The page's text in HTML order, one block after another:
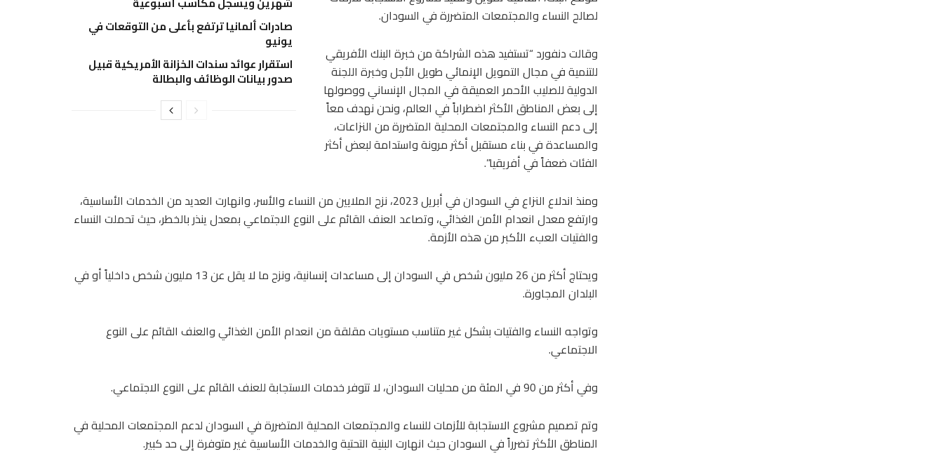
صادرات ألمانيا ترتفع بأعلى من التوقعات في
يونيو
استقرار عوائد سندات الخزانة الأمريكية قبيل
صدور بيانات الوظائف والبطالة
لصالح النساء والمجتمعات المتضررة في السودان.
وقالت دنفورد “تستفيد هذه الشراكة من خبرة البنك الأفريقي
للتنمية في مجال التمويل الإنمائي طويل الأجل وخبرة اللجنة
الدولية للصليب الأحمر العميقة في المجال الإنساني ووصولها
إلى بعض المناطق الأكثر اضطراباً في العالم، ونحن نهدف معاً
إلى دعم النساء والمجتمعات المحلية المتضررة من النزاعات،
والمساعدة في بناء مستقبل أكثر مرونة واستدامة لبعض أكثر
الفئات ضعفاً في أفريقيا”.
ومنذ اندلاع النزاع في السودان في أبريل 2023، نزح الملايين من النساء والأسر، وانهارت العديد من الخدمات الأساسية،
وارتفع معدل انعدام الأمن الغذائي، وتصاعد العنف القائم على النوع الاجتماعي بمعدل ينذر بالخطر، حيث تحملت النساء
والفتيات العبء الأكبر من هذه الأزمة.
ويحتاج أكثر من 26 مليون شخص في السودان إلى مساعدات إنسانية، ونزح ما لا يقل عن 13 مليون شخص داخلياً أو في
البلدان المجاورة.
وتواجه النساء والفتيات بشكل غير متناسب مستويات مقلقة من انعدام الأمن الغذائي والعنف القائم على النوع
الاجتماعي.
وفي أكثر من 90 في المئة من محليات السودان، لا تتوفر خدمات الاستجابة للعنف القائم على النوع الاجتماعي.
وتم تصميم مشروع الاستجابة للأزمات للنساء والمجتمعات المحلية المتضررة في السودان لدعم المجتمعات المحلية في
المناطق الأكثر تضرراً في السودان حيث انهارت البنية التحتية والخدمات الأساسية غير متوفرة إلى حد كبير.